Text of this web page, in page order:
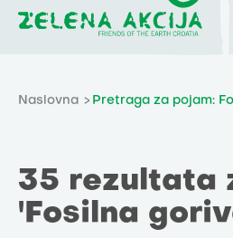
Naslovna Pretraga za pojam:
35 rezultata
'Fosilna